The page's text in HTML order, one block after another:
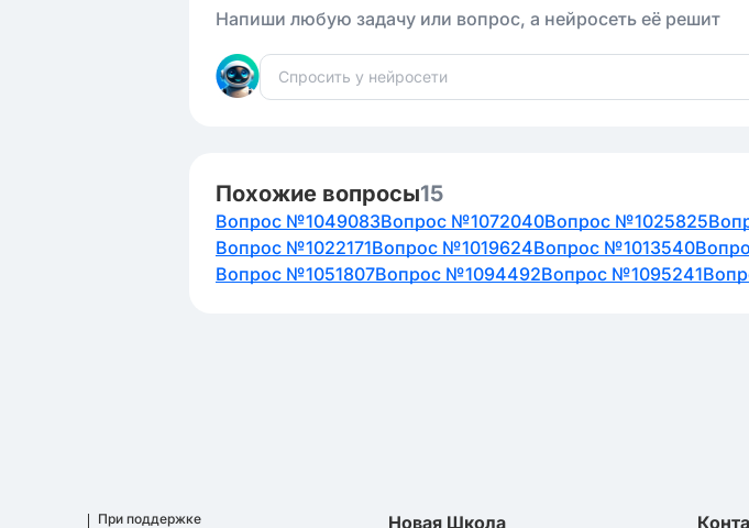
Напиши любую задачу или вопрос, а нейросеть её решит
Похожие вопросы15
Вопрос №1049083Вопрос №1072040Вопрос №1025825
Вопрос №1022171Вопрос №1019624Вопрос №1013540
Вопрос №1051807Вопрос №1094492Вопрос №1095241
При поддержке Новая Школа